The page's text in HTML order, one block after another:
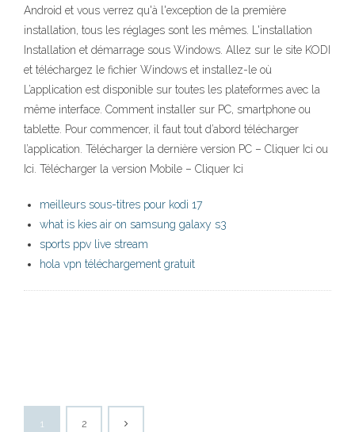
Android et vous verrez qu'à l'exception de la première
installation, tous les réglages sont les mêmes. L'installation
Installation et démarrage sous Windows. Allez sur le site KODI
et téléchargez le fichier Windows et installez-le où
L’application est disponible sur toutes les plateformes avec la
même interface. Comment installer sur PC, smartphone ou
tablette. Pour commencer, il faut tout d’abord télécharger
l’application. Télécharger la dernière version PC – Cliquer Ici ou
Ici. Télécharger la version Mobile – Cliquer Ici
meilleurs sous-titres pour kodi 17
what is kies air on samsung galaxy s3
sports ppv live stream
hola vpn téléchargement gratuit
1 2